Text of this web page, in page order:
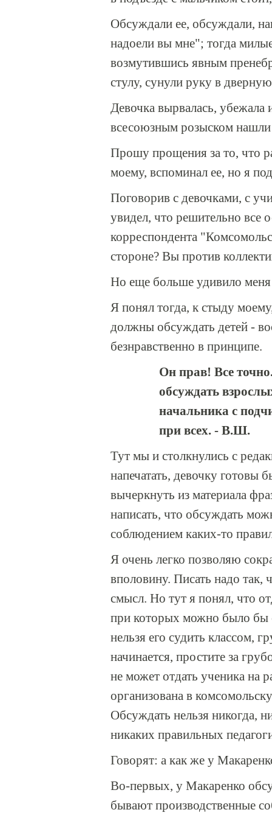
Обсуждали ее, обсуждали,
надоели вы мне"; тогда
возмутившись явным
стулу, сунули руку в
Девочка вырвалась, убежала
всесоюзным розыском
Прошу прощения за то, что
моему, вспоминал ее, но я
Поговорив с девочками, с
увидел, что решительно все
корреспондента
стороне? Вы против
Но еще больше удивило меня
Я понял тогда, к стыду
должны обсуждать детей -
безнравственно в принципе.
Он прав! Все
обсуждать
начальника с
при всех. - В.Ш.
Тут мы и столкнулись с
напечатать, девочку готовы
вычеркнуть из материала
написать, что обсуждать
соблюдением каких-то
Я очень легко позволяю
вполовину. Писать надо так,
смысл. Но тут я понял, что
при которых можно было бы
нельзя его судить классом,
начинается, простите за
не может отдать ученика на
организована в
Обсуждать нельзя никогда,
никаких правильных
Говорят: а как же у
Во-первых, у Макаренко
бывают производственные